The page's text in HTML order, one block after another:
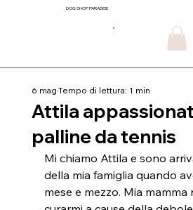
DOG SHOP PARADISE
Attila
palline da tennis
6 magTempo di lettura: 1 min
Mi chiamo Attila e sono
della mia famiglia quando
mese e mezzo. Mia